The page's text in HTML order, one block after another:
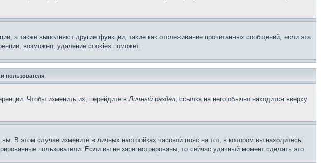
а также выполняют другие функции, такие как отслеживание прочитанных сообщений, если эта
возможно, удаление cookies поможет.
пользователя
Чтобы изменить их, перейдите вЛичный раздел; ссылка на него обычно находится вверху
В этом случае измените в личных настройках часовой пояс на тот, в котором вы находитесь:
пользователи. Если вы не зарегистрированы, то сейчас удачный момент сделать это.